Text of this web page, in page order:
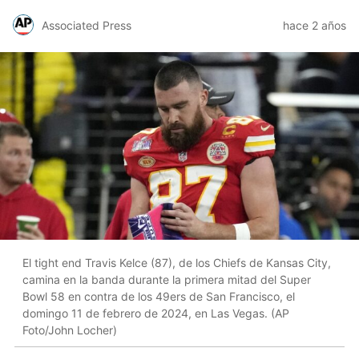
Associated Press hace 2 años
El tight end Travis Kelce (87), de los Chiefs de Kansas City,
camina en la banda durante la primera mitad del Super
Bowl 58 en contra de los 49ers de San Francisco, el
domingo 11 de febrero de 2024, en Las Vegas. (AP
Foto/John Locher)